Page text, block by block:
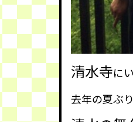
清水寺に
去年の夏ぶ